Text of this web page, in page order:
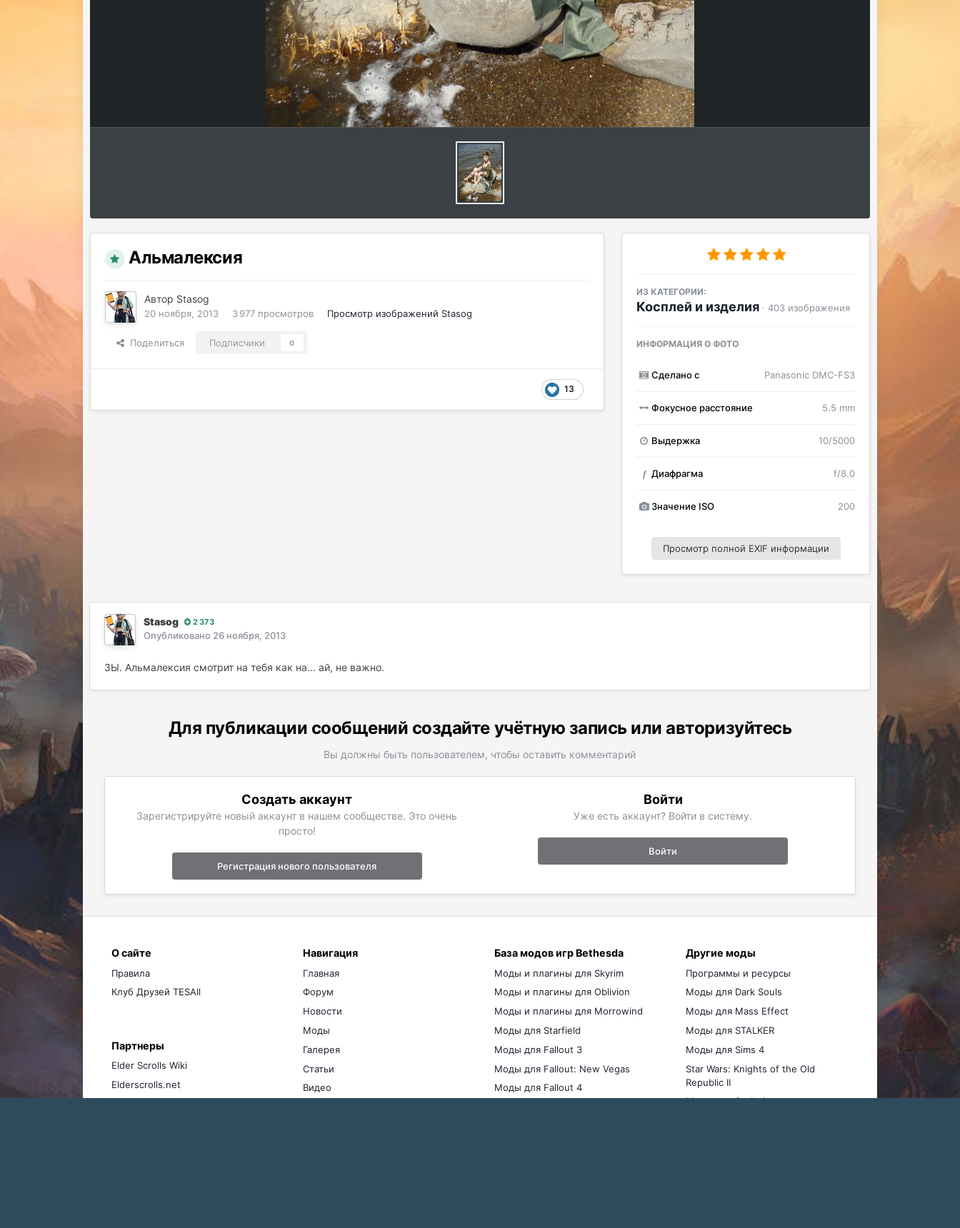
Альмалексия
Автор Stasog
20 ноября, 2013 3 977 просмотров Просмотр изображений Stasog
Поделиться Подписчики 0
13
ИЗ КАТЕГОРИИ:
Косплей и изделия · 403 изображения
ИНФОРМАЦИЯ О ФОТО
Сделано с Panasonic DMC-FS3
Фокусное расстояние 5.5 mm
Выдержка 10/5000
f Диафрагма f/8.0
Значение ISO 200
Просмотр полной EXIF информации
Stasog 2 373
Опубликовано 26 ноября, 2013
ЗЫ. Альмалексия смотрит на тебя как на... ай, не важно.
Для публикации сообщений создайте учётную запись или авторизуйтесь
Вы должны быть пользователем, чтобы оставить комментарий
Создать аккаунт
Зарегистрируйте новый аккаунт в нашем сообществе. Это очень
просто!
Регистрация нового пользователя
Войти
Уже есть аккаунт? Войти в систему.
Войти
О сайте
Правила
Клуб Друзей TESAll
Партнеры
Elder Scrolls Wiki
Elderscrolls.net
Навигация
Главная
Форум
Новости
Моды
Галерея
Статьи
Видео
База модов игр Bethesda
Моды и плагины для Skyrim
Моды и плагины для Oblivion
Моды и плагины для Morrowind
Моды для Starfield
Моды для Fallout 3
Моды для Fallout: New Vegas
Моды для Fallout 4
Другие моды
Программы и ресурсы
Моды для Dark Souls
Моды для Mass Effect
Моды для STALKER
Моды для Sims 4
Star Wars: Knights of the Old
Republic II
Моды для Stellaris